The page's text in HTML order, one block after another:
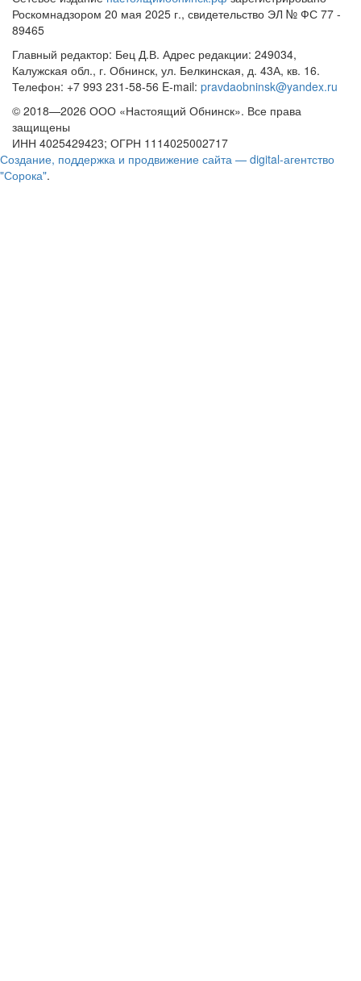
Роскомнадзором 20 мая 2025 г., свидетельство ЭЛ № ФС 77 -
89465
Главный редактор: Бец Д.В. Адрес редакции: 249034,
Калужская обл., г. Обнинск, ул. Белкинская, д. 43А, кв. 16.
Телефон: +7 993 231-58-56 E-mail: pravdaobninsk@yandex.ru
© 2018—2026 ООО «Настоящий Обнинск». Все права
защищены
ИНН 4025429423; ОГРН 1114025002717
Создание, поддержка и продвижение сайта — digital-агентство
"Сорока".